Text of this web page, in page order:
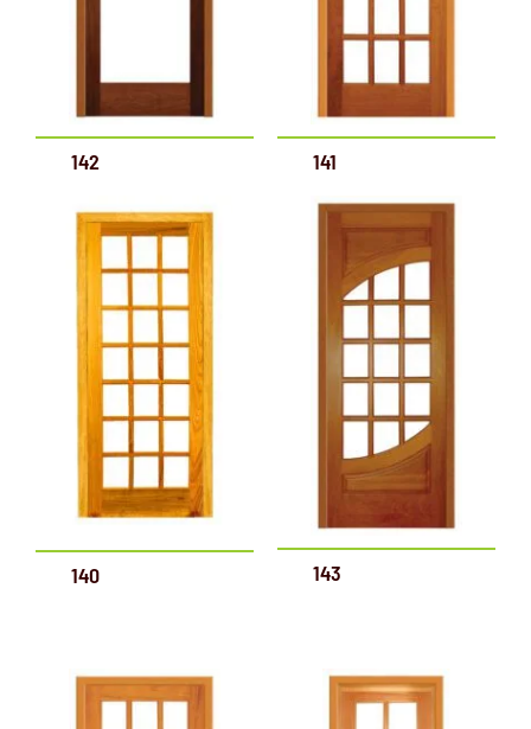
142 141
140 143